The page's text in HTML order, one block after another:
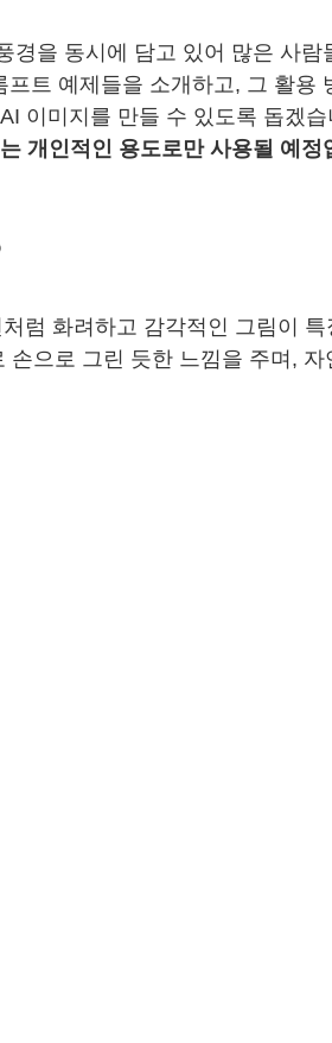
을 동시에 담고 있어 많은 사
트 예제들을 소개하고, 그 활용
이미지를 만들 수 있도록 돕겠습
개인적인 용도로만 사용될 예
럼 화려하고 감각적인 그림이
으로 그린 듯한 느낌을 주며,